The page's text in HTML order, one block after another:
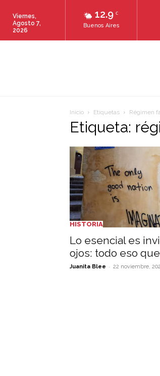
12.9 C
Buenos Aires
Viernes,
Agosto 7,
2026
Inicio Etiquetas Régimen
Etiqueta:
HISTORIA
Lo esencial es
ojos: todo eso
Juanita Blee - 22 noviembre,